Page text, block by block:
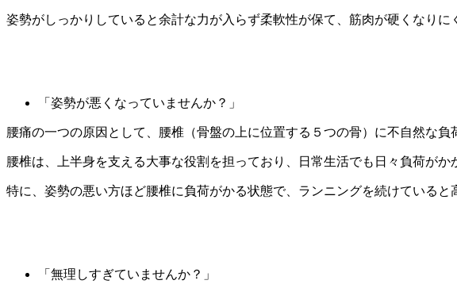
姿勢がしっかりしていると余計な力が入らず柔軟性が保て、筋肉が硬くなりに
「姿勢が悪くなっていませんか？」
腰痛の一つの原因として、腰椎（骨盤の上に位置する５つの骨）に不自然な
腰椎は、上半身を支える大事な役割を担っており、日常生活でも日々負荷がか
特に、姿勢の悪い方ほど腰椎に負荷がかる状態で、ランニングを続けていると
「無理しすぎていませんか？」